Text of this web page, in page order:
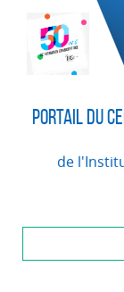
Portail du
de